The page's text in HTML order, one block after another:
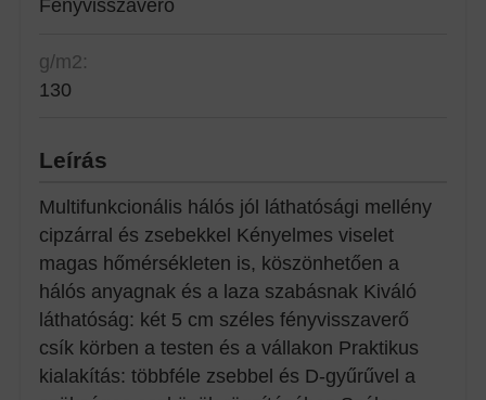
Fényvisszaverő
g/m2:
130
Leírás
Multifunkcionális hálós jól láthatósági mellény
cipzárral és zsebekkel Kényelmes viselet
magas hőmérsékleten is, köszönhetően a
hálós anyagnak és a laza szabásnak Kiváló
láthatóság: két 5 cm széles fényvisszaverő
csík körben a testen és a vállakon Praktikus
kialakítás: többféle zsebbel és D-gyűrűvel a